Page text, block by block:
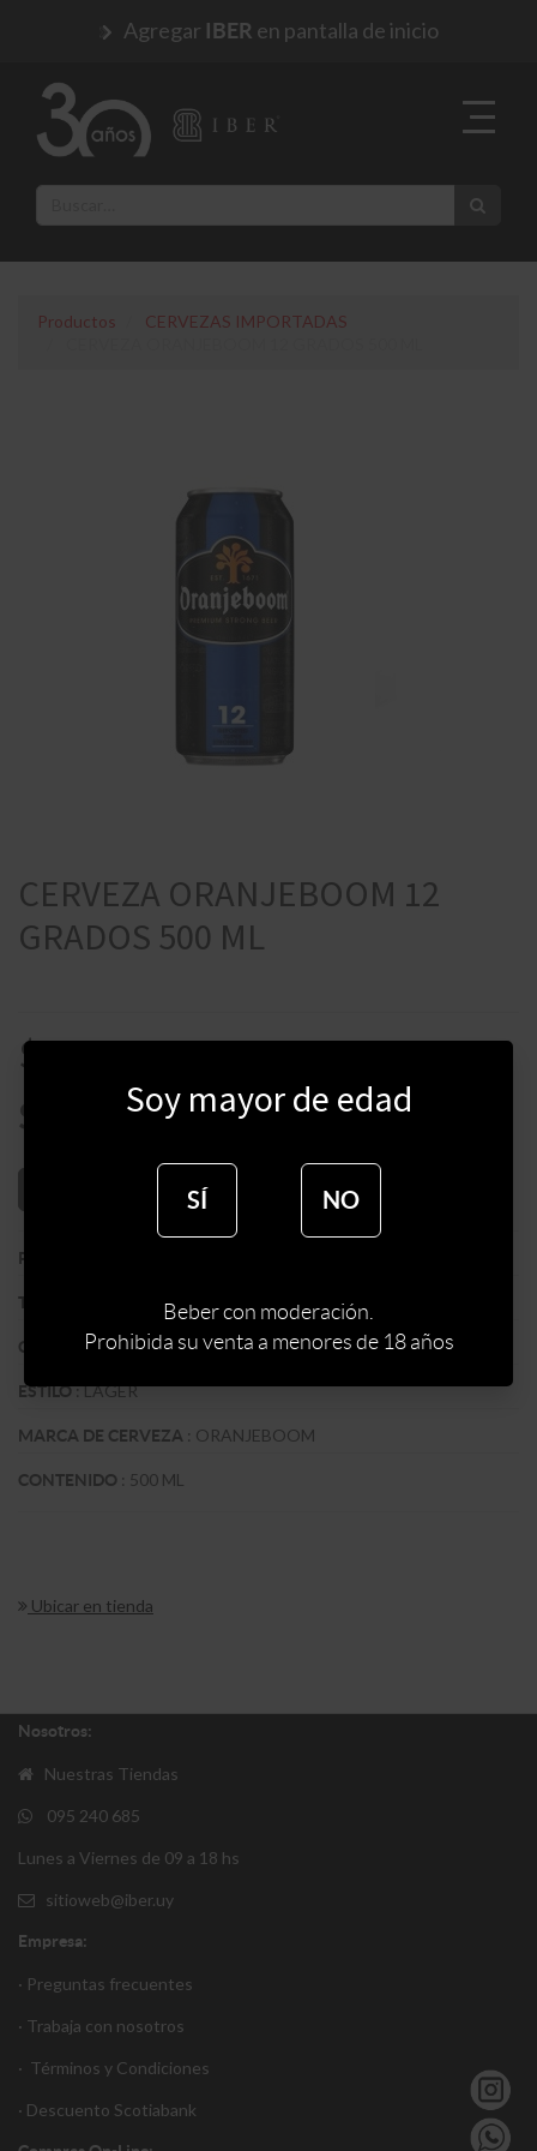
Agregar IBER en pantalla de inicio
Productos
CERVEZAS IMPORTADAS
CERVEZA ORANJEBOOM 12
GRADOS 500 ML
$135
$
AÑADIR AL CARRITO
PAIS
TIPO DE CERVEZA :IMPORTADA
COLOR RUBIA
ESTILO:LAGER
MARCA DE CERVEZA : ORANJEBOOM
CONTENIDO : 500 ML
Ubicar en tienda
Nosotros:
Nuestras Tiendas
095 240 685
Lunes a Viernes de 09 a 18 hs
sitioweb@iber.uy
Empresa:
· Preguntas frecuentes
· Trabaja con nosotros
· Términos y Condiciones
· Descuento Scotiabank
Soy mayor de edad
SÍ NO
Beber con moderación.
Prohibida su venta a menores de 18 años